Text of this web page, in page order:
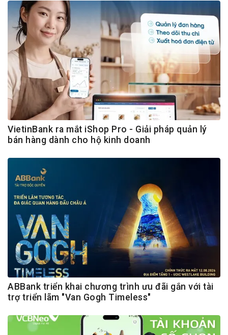
VietinBank ra mắt iShop Pro - Giải pháp quản lý
bán hàng dành cho hộ kinh doanh
ABBank triển khai chương trình ưu đãi gắn với tài
trợ triển lãm "Van Gogh Timeless"